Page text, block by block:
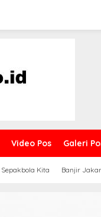
Video Pos Galeri
Sepakbola Kita Banjir